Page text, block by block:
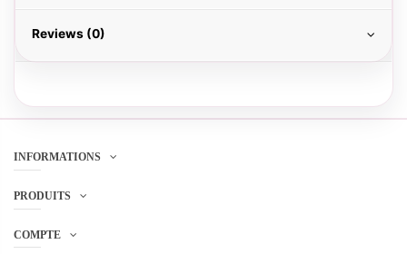
Reviews (0)
INFORMATIONS
PRODUITS
COMPTE